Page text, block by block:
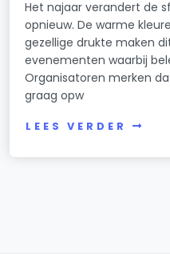
Het najaar verandert de
opnieuw. De warme
gezellige drukte maken
evenementen waarbij
Organisatoren merken
graag opw
LEES VERDER